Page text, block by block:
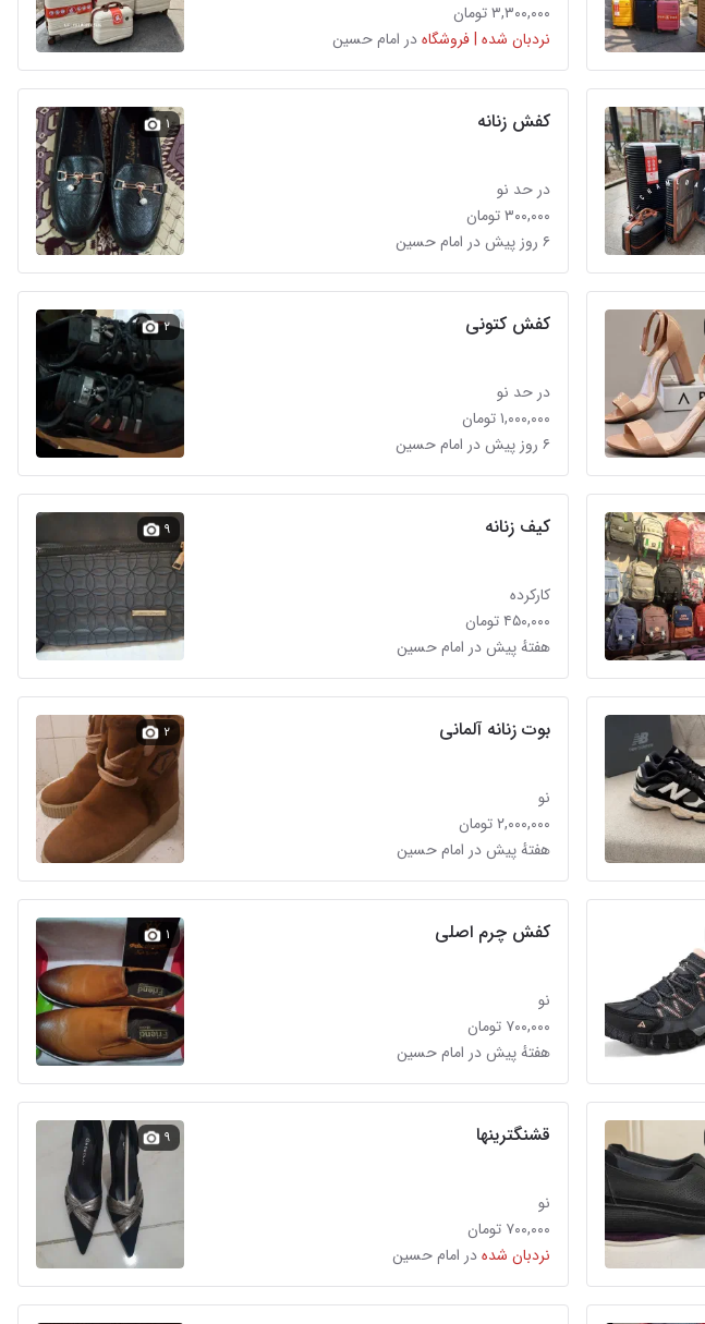
۳,۳۰۰,۰۰۰ تومان
نردبان شده | فروشگاهدر امام حسین
کفش زنانه
در حد نو
۳۰۰,۰۰۰ تومان
۶ روز پیش در امام حسین
۱
کفش کتونی
در حد نو
۱,۰۰۰,۰۰۰ تومان
۶ روز پیش در امام حسین
۲
کیف زنانه
کارکرده
۴۵۰,۰۰۰ تومان
هفتهٔ پیش در امام حسین
۹
بوت زنانه آلمانی
نو
۲,۰۰۰,۰۰۰ تومان
هفتهٔ پیش در امام حسین
۲
کفش چرم اصلی
نو
۷۰۰,۰۰۰ تومان
هفتهٔ پیش در امام حسین
۱
قشنگترینها
نو
۷۰۰,۰۰۰ تومان
نردبان شدهدر امام حسین
۹